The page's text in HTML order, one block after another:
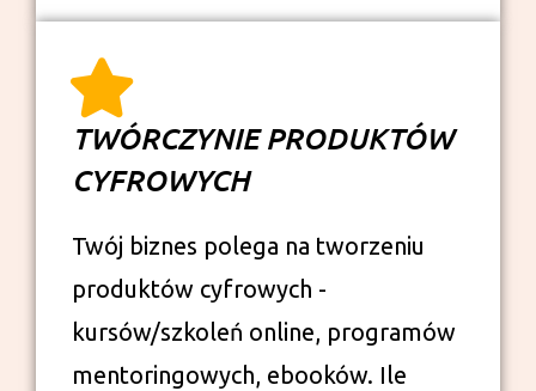
TWÓRCZYNIE PRODUKTÓW
CYFROWYCH
Twój biznes polega na tworzeniu
produktów cyfrowych -
kursów/szkoleń online, programów
mentoringowych, ebooków. Ile